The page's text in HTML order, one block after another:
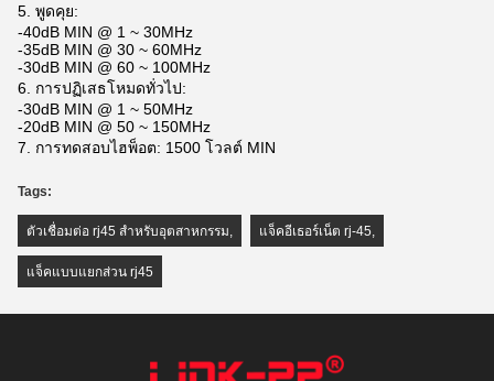
5. พูดคุย:
-40dB MIN @ 1 ~ 30MHz
-35dB MIN @ 30 ~ 60MHz
-30dB MIN @ 60 ~ 100MHz
6. การปฏิเสธโหมดทั่วไป:
-30dB MIN @ 1 ~ 50MHz
-20dB MIN @ 50 ~ 150MHz
7. การทดสอบไฮพ็อต: 1500 โวลต์ MIN
Tags:
ตัวเชื่อมต่อ rj45 สำหรับอุตสาหกรรม, แจ็คอีเธอร์เน็ต rj-45,
แจ็คแบบแยกส่วน rj45